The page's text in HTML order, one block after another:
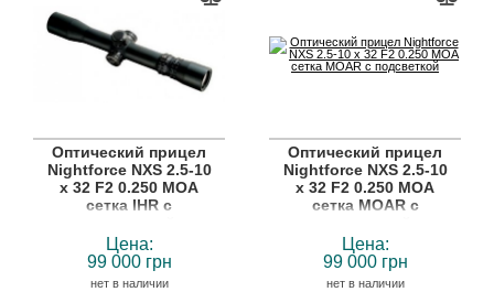
Оптический прицел
Nightforce NXS 2.5-10
x 32 F2 0.250 MOA
сетка IHR с
Цена:
99 000 грн
нет в наличии
Оптический прицел
Nightforce NXS 2.5-10
x 32 F2 0.250 MOA
сетка MOAR с
Цена:
99 000 грн
нет в наличии